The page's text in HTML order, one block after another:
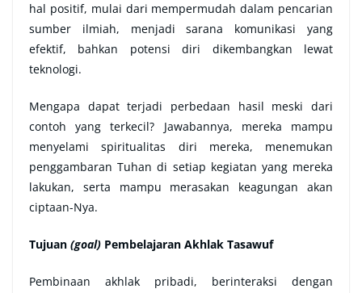
hal positif, mulai dari mempermudah dalam pencarian
sumber ilmiah, menjadi sarana komunikasi yang
efektif, bahkan potensi diri dikembangkan lewat
teknologi.
Mengapa dapat terjadi perbedaan hasil meski dari
contoh yang terkecil? Jawabannya, mereka mampu
menyelami spiritualitas diri mereka, menemukan
penggambaran Tuhan di setiap kegiatan yang mereka
lakukan, serta mampu merasakan keagungan akan
ciptaan-Nya.
Tujuan (goal) Pembelajaran Akhlak Tasawuf
Pembinaan akhlak pribadi, berinteraksi dengan